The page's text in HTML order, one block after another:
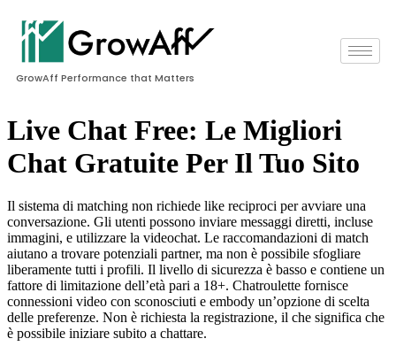
GrowAff Performance that Matters
Live Chat Free: Le Migliori
Chat Gratuite Per Il Tuo Sito
Il sistema di matching non richiede like reciproci per avviare una
conversazione. Gli utenti possono inviare messaggi diretti, incluse
immagini, e utilizzare la videochat. Le raccomandazioni di match
aiutano a trovare potenziali partner, ma non è possibile sfogliare
liberamente tutti i profili. Il livello di sicurezza è basso e contiene un
fattore di limitazione dell’età pari a 18+. Chatroulette fornisce
connessioni video con sconosciuti e embody un’opzione di scelta
delle preferenze. Non è richiesta la registrazione, il che significa che
è possibile iniziare subito a chattare.